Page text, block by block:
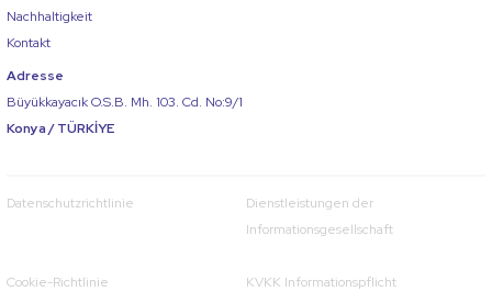
Nachhaltigkeit
Kontakt
Adresse
Büyükkayacık O.S.B. Mh. 103. Cd. No:9/1
Konya / TÜRKİYE
Datenschutzrichtlinie
Dienstleistungen der
Informationsgesellschaft
Cookie-Richtlinie KVKK Informationspflicht